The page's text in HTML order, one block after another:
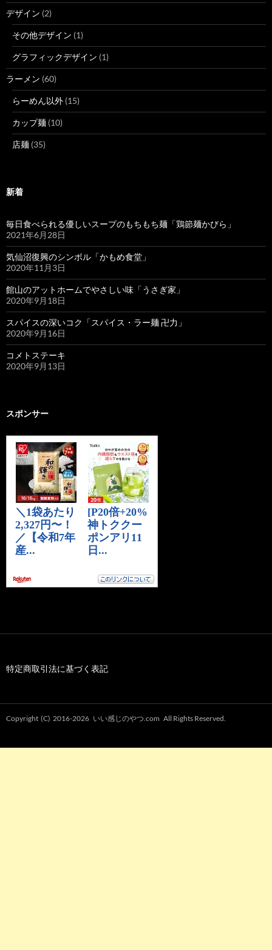
デザイン (2)
その他デザイン (1)
グラフィックデザイン (1)
ラーメン (60)
らーめん以外 (15)
カップ麺 (10)
店麺 (35)
新着
毎日食べられる優しいスープのもちもち麺「鶏節麺かびら」
2021年6月28日
気仙沼復興のシンボル「かもめ食堂」
2020年11月3日
館山のアットホームでやさしい味「うさぎ家」
2020年9月18日
スパイスの深いコク「スパイス・ラー麺 卍力」
2020年9月16日
コメトステーキ
2020年9月13日
スポンサー
特定商取引法に基づく表記
Copyright (C) 2016-2026 いい感じのやつ.com All Rights Reserved.